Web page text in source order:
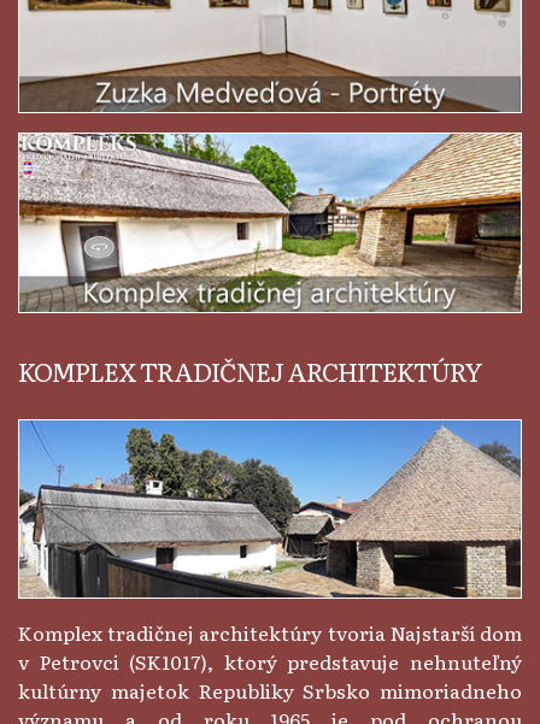
KOMPLEX TRADIČNEJ ARCHITEKTÚRY
Komplex tradičnej architektúry tvoria Najstarší dom
v Petrovci (SK1017), ktorý predstavuje nehnuteľný
kultúrny majetok Republiky Srbsko mimoriadneho